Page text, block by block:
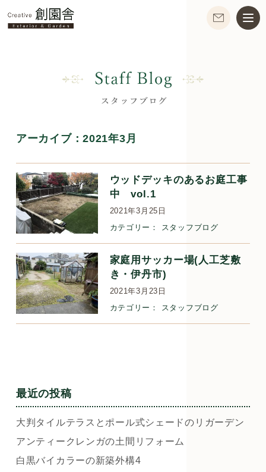
アーカイブ：2021年3月
ウッドデッキのあるお庭工事
中 vol.1
2021年3月25日
カテゴリー：
スタッフブログ
家庭用サッカー場(人工芝敷
き・伊丹市)
2021年3月23日
カテゴリー：
スタッフブログ
最近の投稿
大判タイルテラスとポール式シェードのリガーデン
アンティークレンガの土間リフォーム
白黒バイカラーの新築外構4